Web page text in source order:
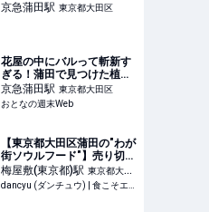
京急蒲田駅 東京都大田区
花屋の中にバルって斬新す
ぎる！蒲田で見つけた植物
園みたいなスペイン料理店
が素敵
京急蒲田駅 東京都大田区
おとなの週末Web
【東京都大田区蒲田の"わが
街ソウルフード"】売り切れ
必至の「鳥もつ煮」！まも
なく創業100年の老舗惣菜
店が入れる隠し味 | dancyu
梅屋敷(東京都)駅 東京都大田
区
dancyu (ダンチュウ) | 食こそエンターテインメント！